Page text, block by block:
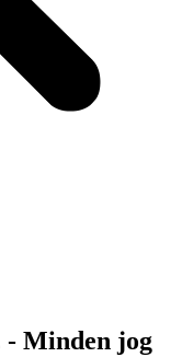
- Minden jog